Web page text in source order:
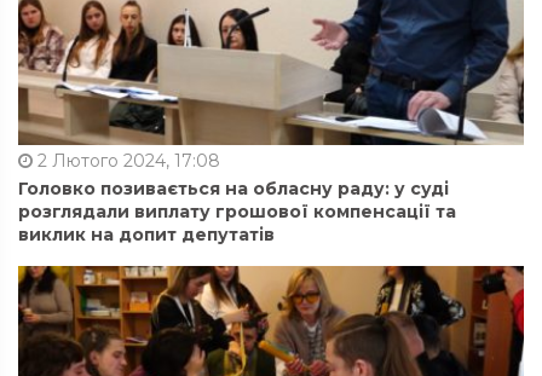
2 Лютого 2024, 17:08
Головко позивається на обласну раду: у суді
розглядали виплату грошової компенсації та
виклик на допит депутатів